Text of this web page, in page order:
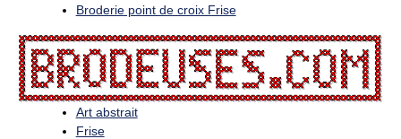
Broderie point de croix Frise
Art abstrait
Frise